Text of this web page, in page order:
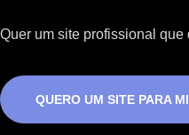
Quer um site profissional
QUERO UM SITE PARA